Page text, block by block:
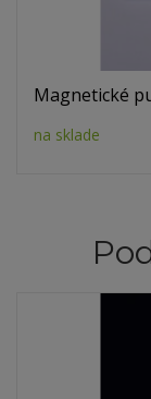
Magnetické
na sklade